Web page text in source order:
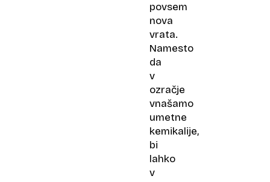
povsem
nova
vrata.
Namesto
da
v
ozračje
vnašamo
umetne
kemikalije,
bi
lahko
v